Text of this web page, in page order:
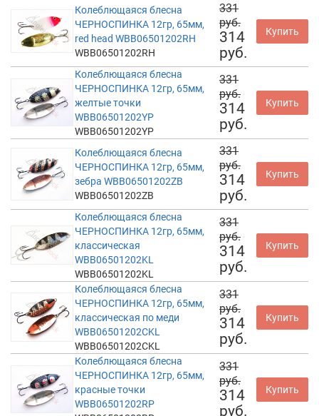
Колеблющаяся блесна
ЧЕРНОСПИНКА 12гр, 65мм,
red head WBB06501202RH
WBB06501202RH
331
руб.
314
руб.
Купить
Колеблющаяся блесна
ЧЕРНОСПИНКА 12гр, 65мм,
желтые точки
WBB06501202YP
WBB06501202YP
331
руб.
314
руб.
Купить
Колеблющаяся блесна
ЧЕРНОСПИНКА 12гр, 65мм,
зебра WBB06501202ZB
WBB06501202ZB
331
руб.
314
руб.
Купить
Колеблющаяся блесна
ЧЕРНОСПИНКА 12гр, 65мм,
классическая
WBB06501202KL
WBB06501202KL
331
руб.
314
руб.
Купить
Колеблющаяся блесна
ЧЕРНОСПИНКА 12гр, 65мм,
классическая по меди
WBB06501202CKL
WBB06501202CKL
331
руб.
314
руб.
Купить
Колеблющаяся блесна
ЧЕРНОСПИНКА 12гр, 65мм,
красные точки
WBB06501202RP
331
руб.
314
руб.
Купить